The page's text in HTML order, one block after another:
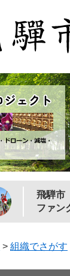
飛騨市
ファン
> 組織でさがす